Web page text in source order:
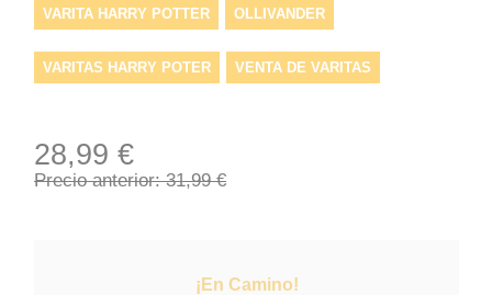
VARITA HARRY POTTER OLLIVANDER
VARITAS HARRY POTER VENTA DE VARITAS
COMPRAR VARITAS MAGICAS
VARITA HARRY POTTER PERSONAJE
28,99 €
Precio anterior: 31,99 €
¡En Camino!